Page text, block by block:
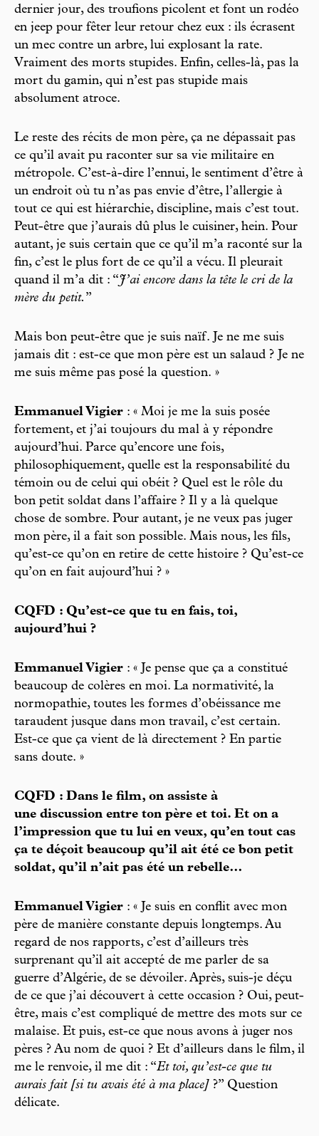
dernier jour, des troufions picolent et font un rodéo
en jeep pour fêter leur retour chez eux : ils écrasent
un mec contre un arbre, lui explosant la rate.
Vraiment des morts stupides. Enfin, celles-là, pas la
mort du gamin, qui n’est pas stupide mais
absolument atroce.
Le reste des récits de mon père, ça ne dépassait pas
ce qu’il avait pu raconter sur sa vie militaire en
métropole. C’est-à-dire l’ennui, le sentiment d’être à
un endroit où tu n’as pas envie d’être, l’allergie à
tout ce qui est hiérarchie, discipline, mais c’est tout.
Peut-être que j’aurais dû plus le cuisiner, hein. Pour
autant, je suis certain que ce qu’il m’a raconté sur la
fin, c’est le plus fort de ce qu’il a vécu. Il pleurait
quand il m’a dit : “J’ai encore dans la tête le cri de la
mère du petit. ”
Mais bon peut-être que je suis naïf. Je ne me suis
jamais dit : est-ce que mon père est un salaud ? Je ne
me suis même pas posé la question. »
Emmanuel Vigier : « Moi je me la suis posée
fortement, et j’ai toujours du mal à y répondre
aujourd’hui. Parce qu’encore une fois,
philosophiquement, quelle est la responsabilité du
témoin ou de celui qui obéit ? Quel est le rôle du
bon petit soldat dans l’affaire ? Il y a là quelque
chose de sombre. Pour autant, je ne veux pas juger
mon père, il a fait son possible. Mais nous, les fils,
qu’est-ce qu’on en retire de cette histoire ? Qu’est-ce
qu’on en fait aujourd’hui ? »
CQFD : Qu’est-ce que tu en fais, toi,
aujourd’hui ?
Emmanuel Vigier : « Je pense que ça a constitué
beaucoup de colères en moi. La normativité, la
normopathie, toutes les formes d’obéissance me
taraudent jusque dans mon travail, c’est certain.
Est-ce que ça vient de là directement ? En partie
sans doute. »
CQFD : Dans le film, on assiste à
une discussion entre ton père et toi. Et on a
l’impression que tu lui en veux, qu’en tout cas
ça te déçoit beaucoup qu’il ait été ce bon petit
soldat, qu’il n’ait pas été un rebelle…
Emmanuel Vigier : « Je suis en conflit avec mon
père de manière constante depuis longtemps. Au
regard de nos rapports, c’est d’ailleurs très
surprenant qu’il ait accepté de me parler de sa
guerre d’Algérie, de se dévoiler. Après, suis-je déçu
de ce que j’ai découvert à cette occasion ? Oui, peut-
être, mais c’est compliqué de mettre des mots sur ce
malaise. Et puis, est-ce que nous avons à juger nos
pères ? Au nom de quoi ? Et d’ailleurs dans le film, il
me le renvoie, il me dit : “Et toi, qu’est-ce que tu
aurais fait [si tu avais été à ma place] ?” Question
délicate.